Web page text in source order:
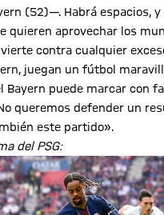
(52)—. Habrá espacios, y
quieren aprovechar los
contra cualquier
juegan un fútbol
Bayern puede marcar con
queremos defender un
este partido».
del PSG: